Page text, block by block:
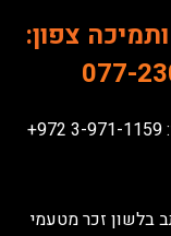
צפון:
077-
בלשון זכר מטעמי